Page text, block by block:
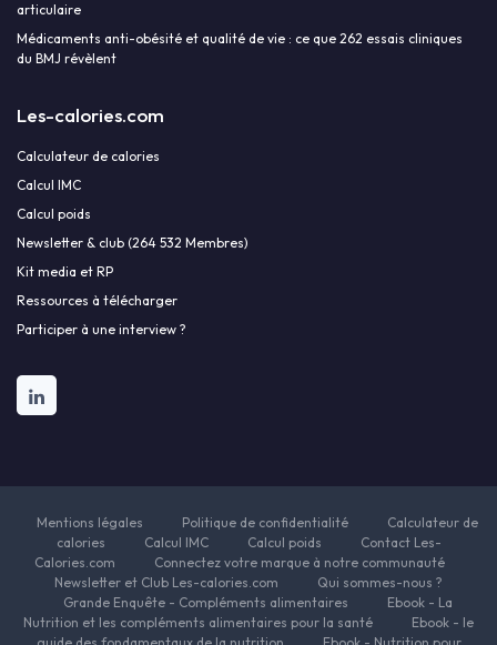
articulaire
Médicaments anti-obésité et qualité de vie : ce que 262 essais cliniques
du BMJ révèlent
Les-calories.com
Calculateur de calories
Calcul IMC
Calcul poids
Newsletter & club (264 532 Membres)
Kit media et RP
Ressources à télécharger
Participer à une interview ?
Mentions légales Politique de confidentialité
Calculateur de
calories
Calcul IMC Calcul poids
Contact Les-
Calories.com
Connectez votre marque à notre communauté
Newsletter et Club Les-calories.com
Qui sommes-nous ?
Grande Enquête - Compléments alimentaires
Ebook - La
Nutrition et les compléments alimentaires pour la santé
Ebook - le